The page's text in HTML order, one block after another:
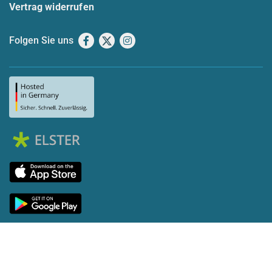
Vertrag widerrufen
Folgen Sie uns Facebook
X Instagram